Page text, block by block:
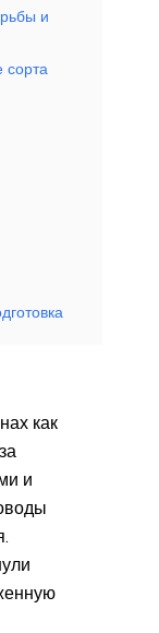
и
сорта
как
и